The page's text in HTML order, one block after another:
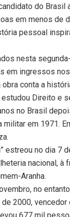
do
em menos de
pessoal
nesta
em ingressos
conta a
estudou Direito e
no Brasil
militar em 1971.
estreou no dia
nacional, à
Aranha.
no
2000,